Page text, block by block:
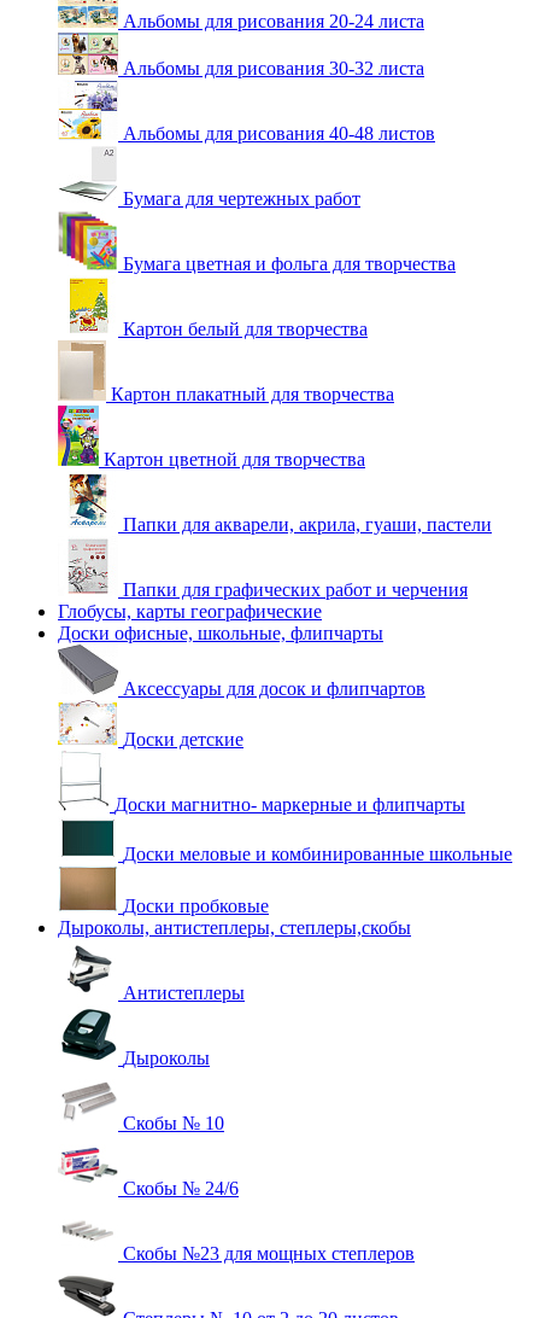
Альбомы для рисования 20-24 листа
Альбомы для рисования 30-32 листа
Альбомы для рисования 40-48 листов
Бумага для чертежных работ
Бумага цветная и фольга для творчества
Картон белый для творчества
Картон плакатный для творчества
Картон цветной для творчества
Папки для акварели, акрила, гуаши, пастели
Папки для графических работ и черчения
Глобусы, карты географические
Доски офисные, школьные, флипчарты
Аксессуары для досок и флипчартов
Доски детские
Доски магнитно- маркерные и флипчарты
Доски меловые и комбинированные школьные
Доски пробковые
Дыроколы, антистеплеры, степлеры,скобы
Антистеплеры
Дыроколы
Скобы № 10
Скобы № 24/6
Скобы №23 для мощных степлеров